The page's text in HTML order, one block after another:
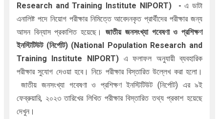
Research and Training Institute NIPORT) -এ ডাটা
এনালিষ্ট পদেনিয়োগ পরীক্ষারনিমিত্তে আবেদনকৃত প্রার্থীদের পরীক্ষার জন্য
আসন বিন্যাস প্রকাশিত হয়েছে। জাতীয় জনসংখ্যা গবেষণা ও প্রশিক্ষণ
ইনস্টিটিউট (নির্পোট) (National Population Research and
Training Institute NIPORT) এ ফলাফল অনুযায়ী ব্যবহারিক
পরীক্ষার সুযোগ দেওয়া হবে। নিচে পরীক্ষারবিস্তারিত উল্লেখ করা হলো।
জাতীয় জনসংখ্যা গবেষণা ও প্রশিক্ষণ ইনস্টিটিউট (নির্পোট) এর ৯ই
ফেব্রুয়ারি, ২০২৩ তারিখের লিখিত পরীক্ষার বিস্তারিত তথ্য প্রকাশ হয়েছে
দেখুন।